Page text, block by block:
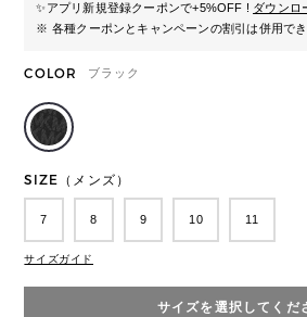
✨アプリ新規登録クーポンで+5%OFF ! ダウンロ
※ 各種クーポンとキャンペーンの割引は併用で
COLOR ブラック
SIZE（メンズ）
7 8 9 10 11
サイズガイド
サイズを選択してくだ